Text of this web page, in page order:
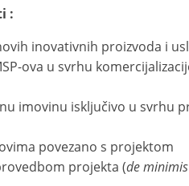
:
inovativnih proizvoda i
ova u svrhu
imovinu isključivo u svrhu
povezano s projektom
projekta (de minimis